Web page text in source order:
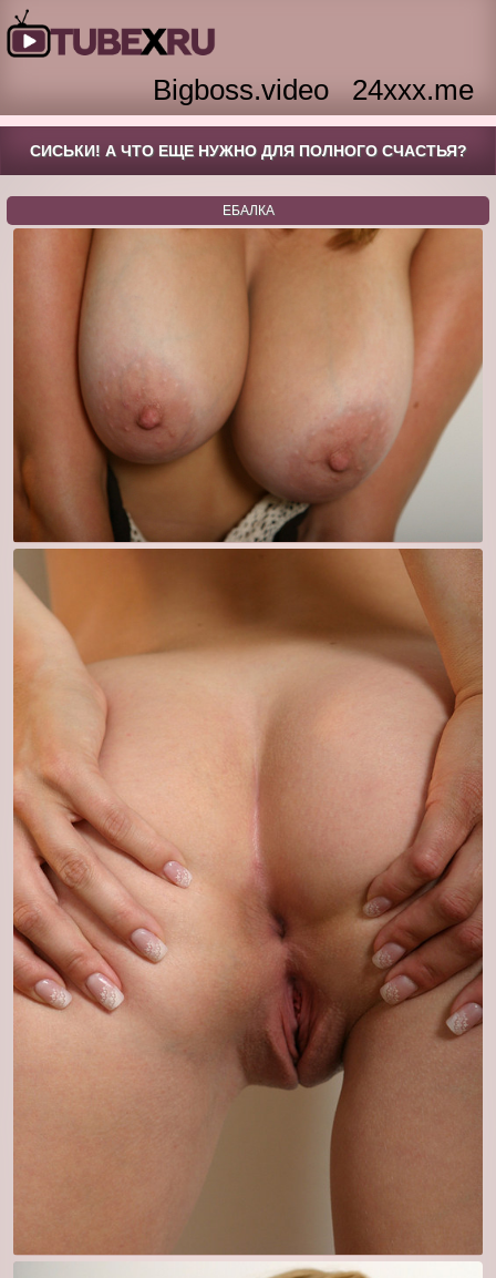
Bigboss.video 24xxx.me
СИСЬКИ! А ЧТО ЕЩЕ НУЖНО ДЛЯ ПОЛНОГО СЧАСТЬЯ?
ЕБАЛКА